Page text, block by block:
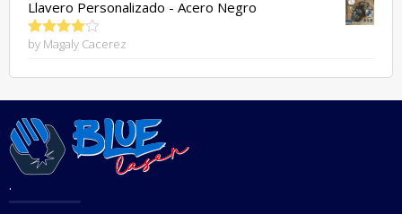
Llavero Personalizado - Acero Negro
Rated4
by Magaly Cacerez
.